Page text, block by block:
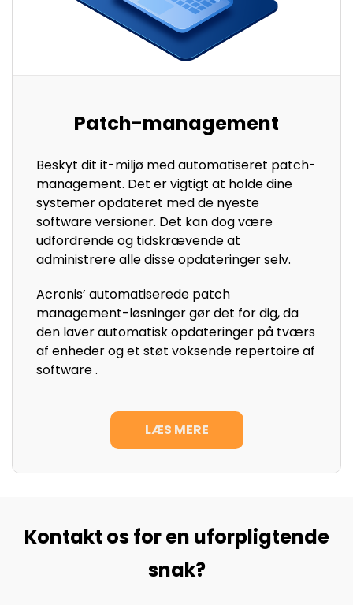
Patch-management
Beskyt dit it-miljø med automatiseret patch-
management. Det er vigtigt at holde dine
systemer opdateret med de nyeste
software versioner. Det kan dog være
udfordrende og tidskrævende at
administrere alle disse opdateringer selv.
Acronis’ automatiserede patch
management-løsninger gør det for dig, da
den laver automatisk opdateringer på tværs
af enheder og et støt voksende repertoire af
software .
LÆS MERE
Kontakt os for en uforpligtende
snak?